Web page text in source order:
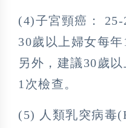
(4)子宮頸癌： 25-
30歲以上婦女每年
另外，建議30歲
1次檢查。
(5) 人類乳突病毒